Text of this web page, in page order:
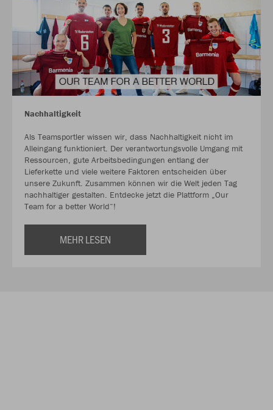
Nachhaltigkeit
Als Teamsportler wissen wir, dass Nachhaltigkeit nicht im
Alleingang funktioniert. Der verantwortungsvolle Umgang mit
Ressourcen, gute Arbeitsbedingungen entlang der
Lieferkette und viele weitere Faktoren entscheiden über
unsere Zukunft. Zusammen können wir die Welt jeden Tag
nachhaltiger gestalten. Entdecke jetzt die Plattform „Our
Team for a better World“!
MEHR LESEN